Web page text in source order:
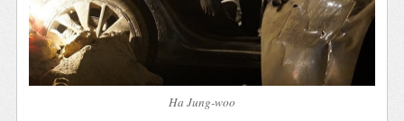
Ha Jung-woo